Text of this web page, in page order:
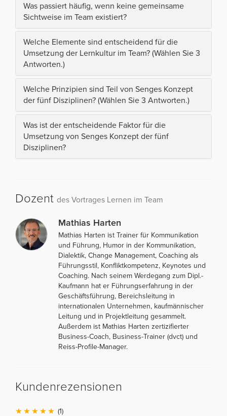
Was passiert häufig, wenn keine gemeinsame
Sichtweise im Team existiert?
Welche Elemente sind entscheidend für die
Umsetzung der Lernkultur im Team? (Wählen Sie 3
Antworten.)
Welche Prinzipien sind Teil von Senges Konzept
der fünf Disziplinen? (Wählen Sie 3 Antworten.)
Was ist der entscheidende Faktor für die
Umsetzung von Senges Konzept der fünf
Disziplinen?
Dozent des Vortrages Lernen im Team
Mathias Harten
Mathias Harten ist Trainer für Kommunikation
und Führung, Humor in der Kommunikation,
Dialektik, Change Management, Coaching als
Führungsstil, Konfliktkompetenz, Keynotes und
Coaching. Nach seinem Werdegang zum Dipl.-
Kaufmann hat er Führungserfahrung in der
Geschäftsführung, Bereichsleitung in
internationalen Unternehmen, kaufmännischer
Leitung und in Projektleitung gesammelt.
Außerdem ist Mathias Harten zertizifierter
Business-Coach, Business-Trainer (dvct) und
Reiss-Profile-Manager.
Kundenrezensionen
(1)